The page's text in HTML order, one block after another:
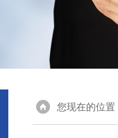
您现在的位置